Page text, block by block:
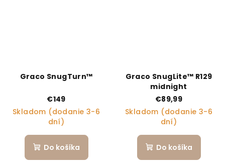
Graco SnugTurn™
€149
Skladom (dodanie 3-6
dní)
Do košíka
Graco SnugLite™ R129
midnight
€89,99
Skladom (dodanie 3-6
dní)
Do košíka